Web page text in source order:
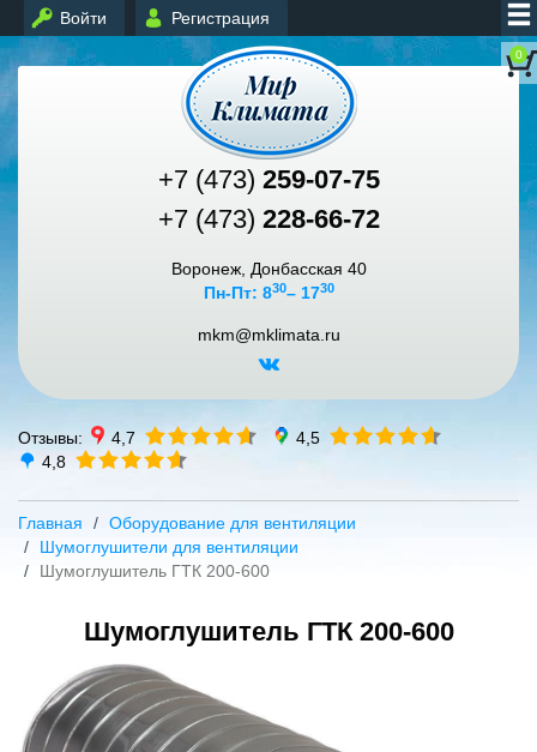
Войти Регистрация
0
+7 (473) 259-07-75
+7 (473) 228-66-72
Воронеж, Донбасская 40
Пн-Пт: 830– 1730
mkm@mklimata.ru
Отзывы: 4,7
4,5
4,8
Главная
Оборудование для вентиляции
Шумоглушители для вентиляции
Шумоглушитель ГТК 200-600
Шумоглушитель ГТК 200-600